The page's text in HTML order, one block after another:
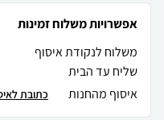
אפשרויות משלוח זמינות
משלוח לנקודת איסוף
שליח עד הבית
איסוף מהחנות
כתובת